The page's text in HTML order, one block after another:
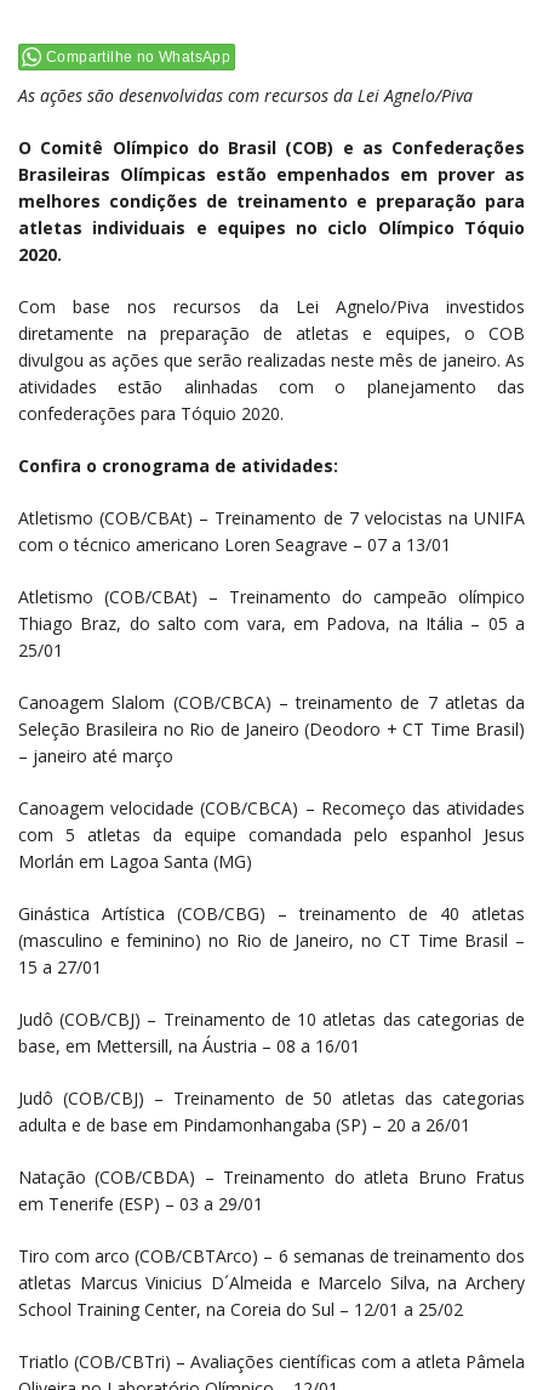
Compartilhe no WhatsApp
As ações são desenvolvidas com recursos da Lei Agnelo/Piva
O Comitê Olímpico do Brasil (COB) e as Confederações
Brasileiras Olímpicas estão empenhados em prover as
melhores condições de treinamento e preparação para
atletas individuais e equipes no ciclo Olímpico Tóquio
2020.
Com base nos recursos da Lei Agnelo/Piva investidos
diretamente na preparação de atletas e equipes, o COB
divulgou as ações que serão realizadas neste mês de janeiro. As
atividades estão alinhadas com o planejamento das
confederações para Tóquio 2020.
Confira o cronograma de atividades:
Atletismo (COB/CBAt) – Treinamento de 7 velocistas na UNIFA
com o técnico americano Loren Seagrave – 07 a 13/01
Atletismo (COB/CBAt) – Treinamento do campeão olímpico
Thiago Braz, do salto com vara, em Padova, na Itália – 05 a
25/01
Canoagem Slalom (COB/CBCA) – treinamento de 7 atletas da
Seleção Brasileira no Rio de Janeiro (Deodoro + CT Time Brasil)
– janeiro até março
Canoagem velocidade (COB/CBCA) – Recomeço das atividades
com 5 atletas da equipe comandada pelo espanhol Jesus
Morlán em Lagoa Santa (MG)
Ginástica Artística (COB/CBG) – treinamento de 40 atletas
(masculino e feminino) no Rio de Janeiro, no CT Time Brasil –
15 a 27/01
Judô (COB/CBJ) – Treinamento de 10 atletas das categorias de
base, em Mettersill, na Áustria – 08 a 16/01
Judô (COB/CBJ) – Treinamento de 50 atletas das categorias
adulta e de base em Pindamonhangaba (SP) – 20 a 26/01
Natação (COB/CBDA) – Treinamento do atleta Bruno Fratus
em Tenerife (ESP) – 03 a 29/01
Tiro com arco (COB/CBTArco) – 6 semanas de treinamento dos
atletas Marcus Vinicius D´Almeida e Marcelo Silva, na Archery
School Training Center, na Coreia do Sul – 12/01 a 25/02
Triatlo (COB/CBTri) – Avaliações científicas com a atleta Pâmela